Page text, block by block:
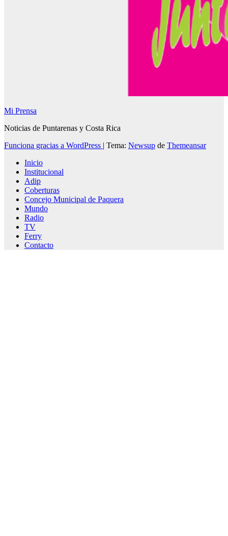
Mi Prensa
Noticias de Puntarenas y Costa Rica
Funciona gracias a WordPress | Tema: Newsup de Themeansar
Inicio
Institucional
Adip
Coberturas
Concejo Municipal de Paquera
Mundo
Radio
TV
Ferry
Contacto